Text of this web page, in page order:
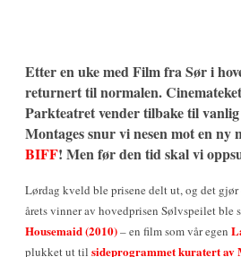
Etter en uke med Film fra Sør i
returnert til normalen.
Parkteatret vender tilbake til
Montages snur vi nesen mot en ny
BIFF! Men før den tid skal vi
Lørdag kveld ble prisene delt ut, og det gjør
årets vinner av hovedprisen Sølvspeilet ble
Housemaid (2010)– en film som vår egen
plukket ut til sideprogrammet kuratert av